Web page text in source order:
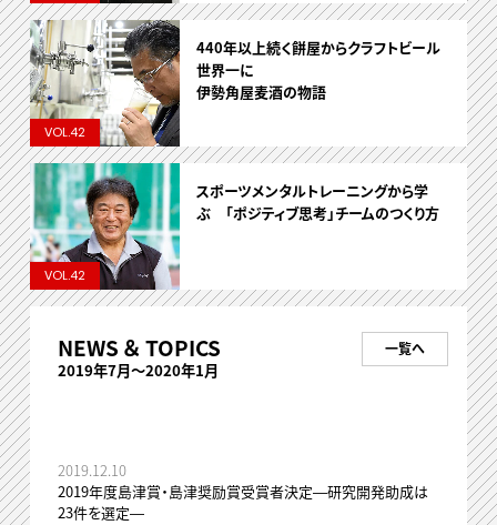
VOL.42
440年以上続く餅屋からクラフトビール
世界一に
伊勢角屋麦酒の物語
VOL.42
スポーツメンタルトレーニングから学
ぶ 「ポジティブ思考」チームのつくり方
NEWS ＆ TOPICS
2019年7月～2020年1月
2019.12.10
2019年度島津賞・島津奨励賞受賞者決定―研究開発助成は
23件を選定―
一覧へ